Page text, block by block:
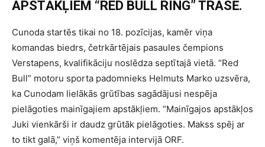
APSTĀKĻIEM “RED BULL RING” TRASĒ.
Cunoda startēs tikai no 18. pozīcijas, kamēr viņa
komandas biedrs, četrkārtējais pasaules čempions
Verstapens, kvalifikāciju noslēdza septītajā vietā. “Red
Bull” motoru sporta padomnieks Helmuts Marko uzsvēra,
ka Cunodam lielākās grūtības sagādājusi nespēja
pielāgoties mainīgajiem apstākļiem. “Mainīgajos apstākļos
Juki vienkārši ir daudz grūtāk pielāgoties. Makss spēj ar
to tikt galā,” viņš komentēja intervijā ORF.